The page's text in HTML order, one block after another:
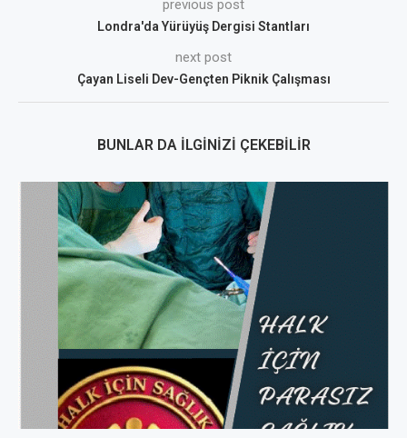
previous post
Londra'da Yürüyüş Dergisi Stantları
next post
Çayan Liseli Dev-Gençten Piknik Çalışması
BUNLAR DA İLGINIZI ÇEKEBILIR